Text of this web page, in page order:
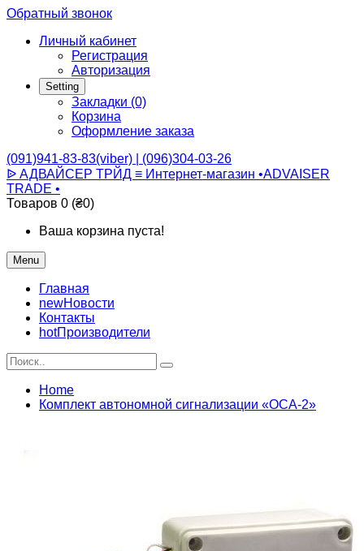
Обратный звонок
Личный кабинет
Регистрация
Авторизация
Setting
Закладки (0)
Корзина
Оформление заказа
(091)941-83-83(viber) | (096)304-03-26
ᐉ АДВАЙСЕР ТРЙД ≡ Интернет-магазин •ADVAISER
TRADE •
Товаров 0 (₴0)
Ваша корзина пуста!
Menu
Главная
newНовости
Контакты
hotПроизводители
Home
Комплект автономной сигнализации «ОСА-2»